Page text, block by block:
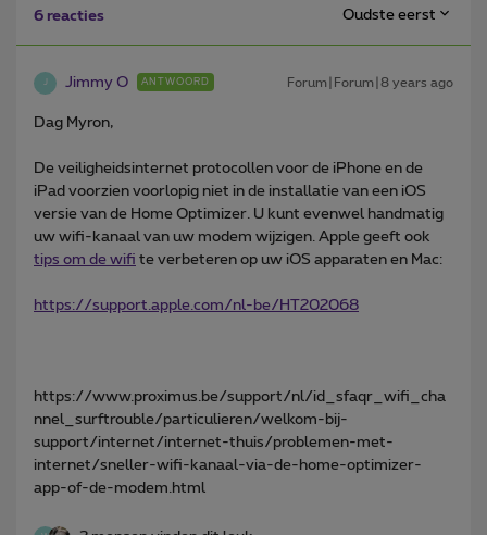
6 reacties Oudste eerst
J Jimmy O ANTWOORD Forum|Forum|8 years ago
Dag Myron,
De veiligheidsinternet protocollen voor de iPhone en de
iPad voorzien voorlopig niet in de installatie van een iOS
versie van de Home Optimizer. U kunt evenwel handmatig
uw wifi-kanaal van uw modem wijzigen. Apple geeft ook
tips om de wifi te verbeteren op uw iOS apparaten en Mac:
https://support.apple.com/nl-be/HT202068
https://www.proximus.be/support/nl/id_sfaqr_wifi_cha
nnel_surftrouble/particulieren/welkom-bij-
support/internet/internet-thuis/problemen-met-
internet/sneller-wifi-kanaal-via-de-home-optimizer-
app-of-de-modem.html